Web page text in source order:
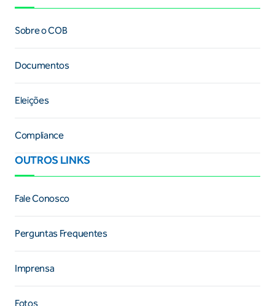
Sobre o COB
Documentos
Eleições
Compliance
OUTROS LINKS
Fale Conosco
Perguntas Frequentes
Imprensa
Fotos